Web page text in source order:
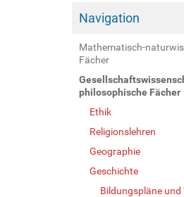
Navigation
Mathematisch-
Fächer
philosophische Fächer
Ethik
Religionslehren
Geographie
Geschichte
Bildungspläne